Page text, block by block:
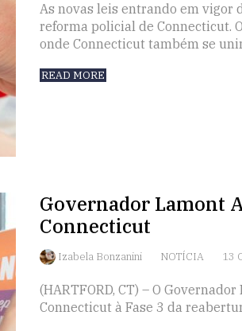
As novas leis entrando em vigor
reforma policial de Connecticut.
onde Connecticut também se
READ MORE
Governador Lamont
Connecticut
Izabela Bonzanini NOTÍCIA 13
(HARTFORD, CT) – O
Connecticut à Fase 3 da